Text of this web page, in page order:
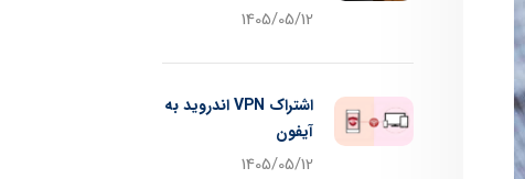
1405/05/12
اشتراک VPN اندروید به
آیفون
1405/05/12